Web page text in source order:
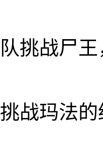
挑战尸
战玛法